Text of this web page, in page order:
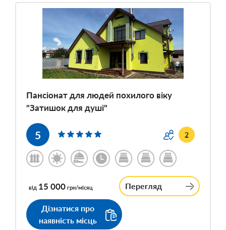
Пансіонат для людей похилого віку
"Затишок для душі"
5 2
від 15 000 грн/місяц Перегляд
Дізнатися про
наявність місць